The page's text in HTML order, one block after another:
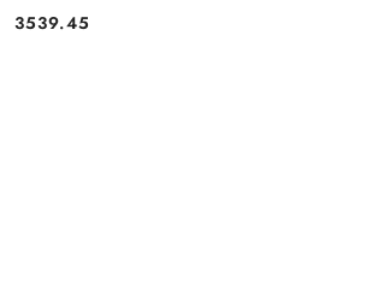
Cena:
3539.45